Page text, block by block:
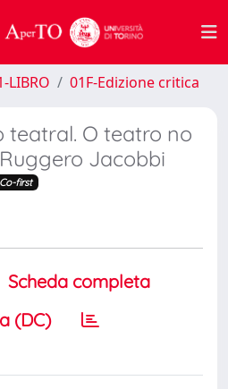
LIBRO 01F-Edizione critica
teatral. O teatro no
Jacobbi
Co-first
Scheda completa
(DC)